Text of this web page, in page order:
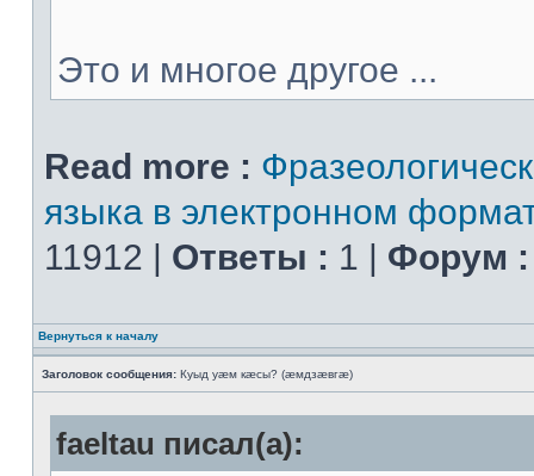
Это и многое другое ...
Read more :
языка в электронном
11912 | Ответы : 1 | Форум :
Вернуться к началу
Заголовок сообщения: Куыд уæм кæсы? (æмдзæвгæ)
faeltau писал(а):